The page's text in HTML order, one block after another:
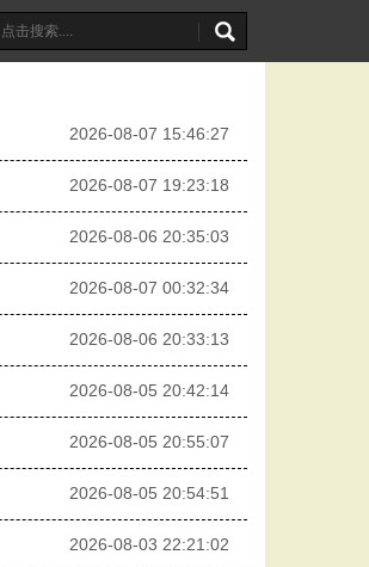
2026-08-07 15:46:27
2026-08-07 19:23:18
2026-08-06 20:35:03
2026-08-07 00:32:34
2026-08-06 20:33:13
2026-08-05 20:42:14
2026-08-05 20:55:07
2026-08-05 20:54:51
2026-08-03 22:21:02